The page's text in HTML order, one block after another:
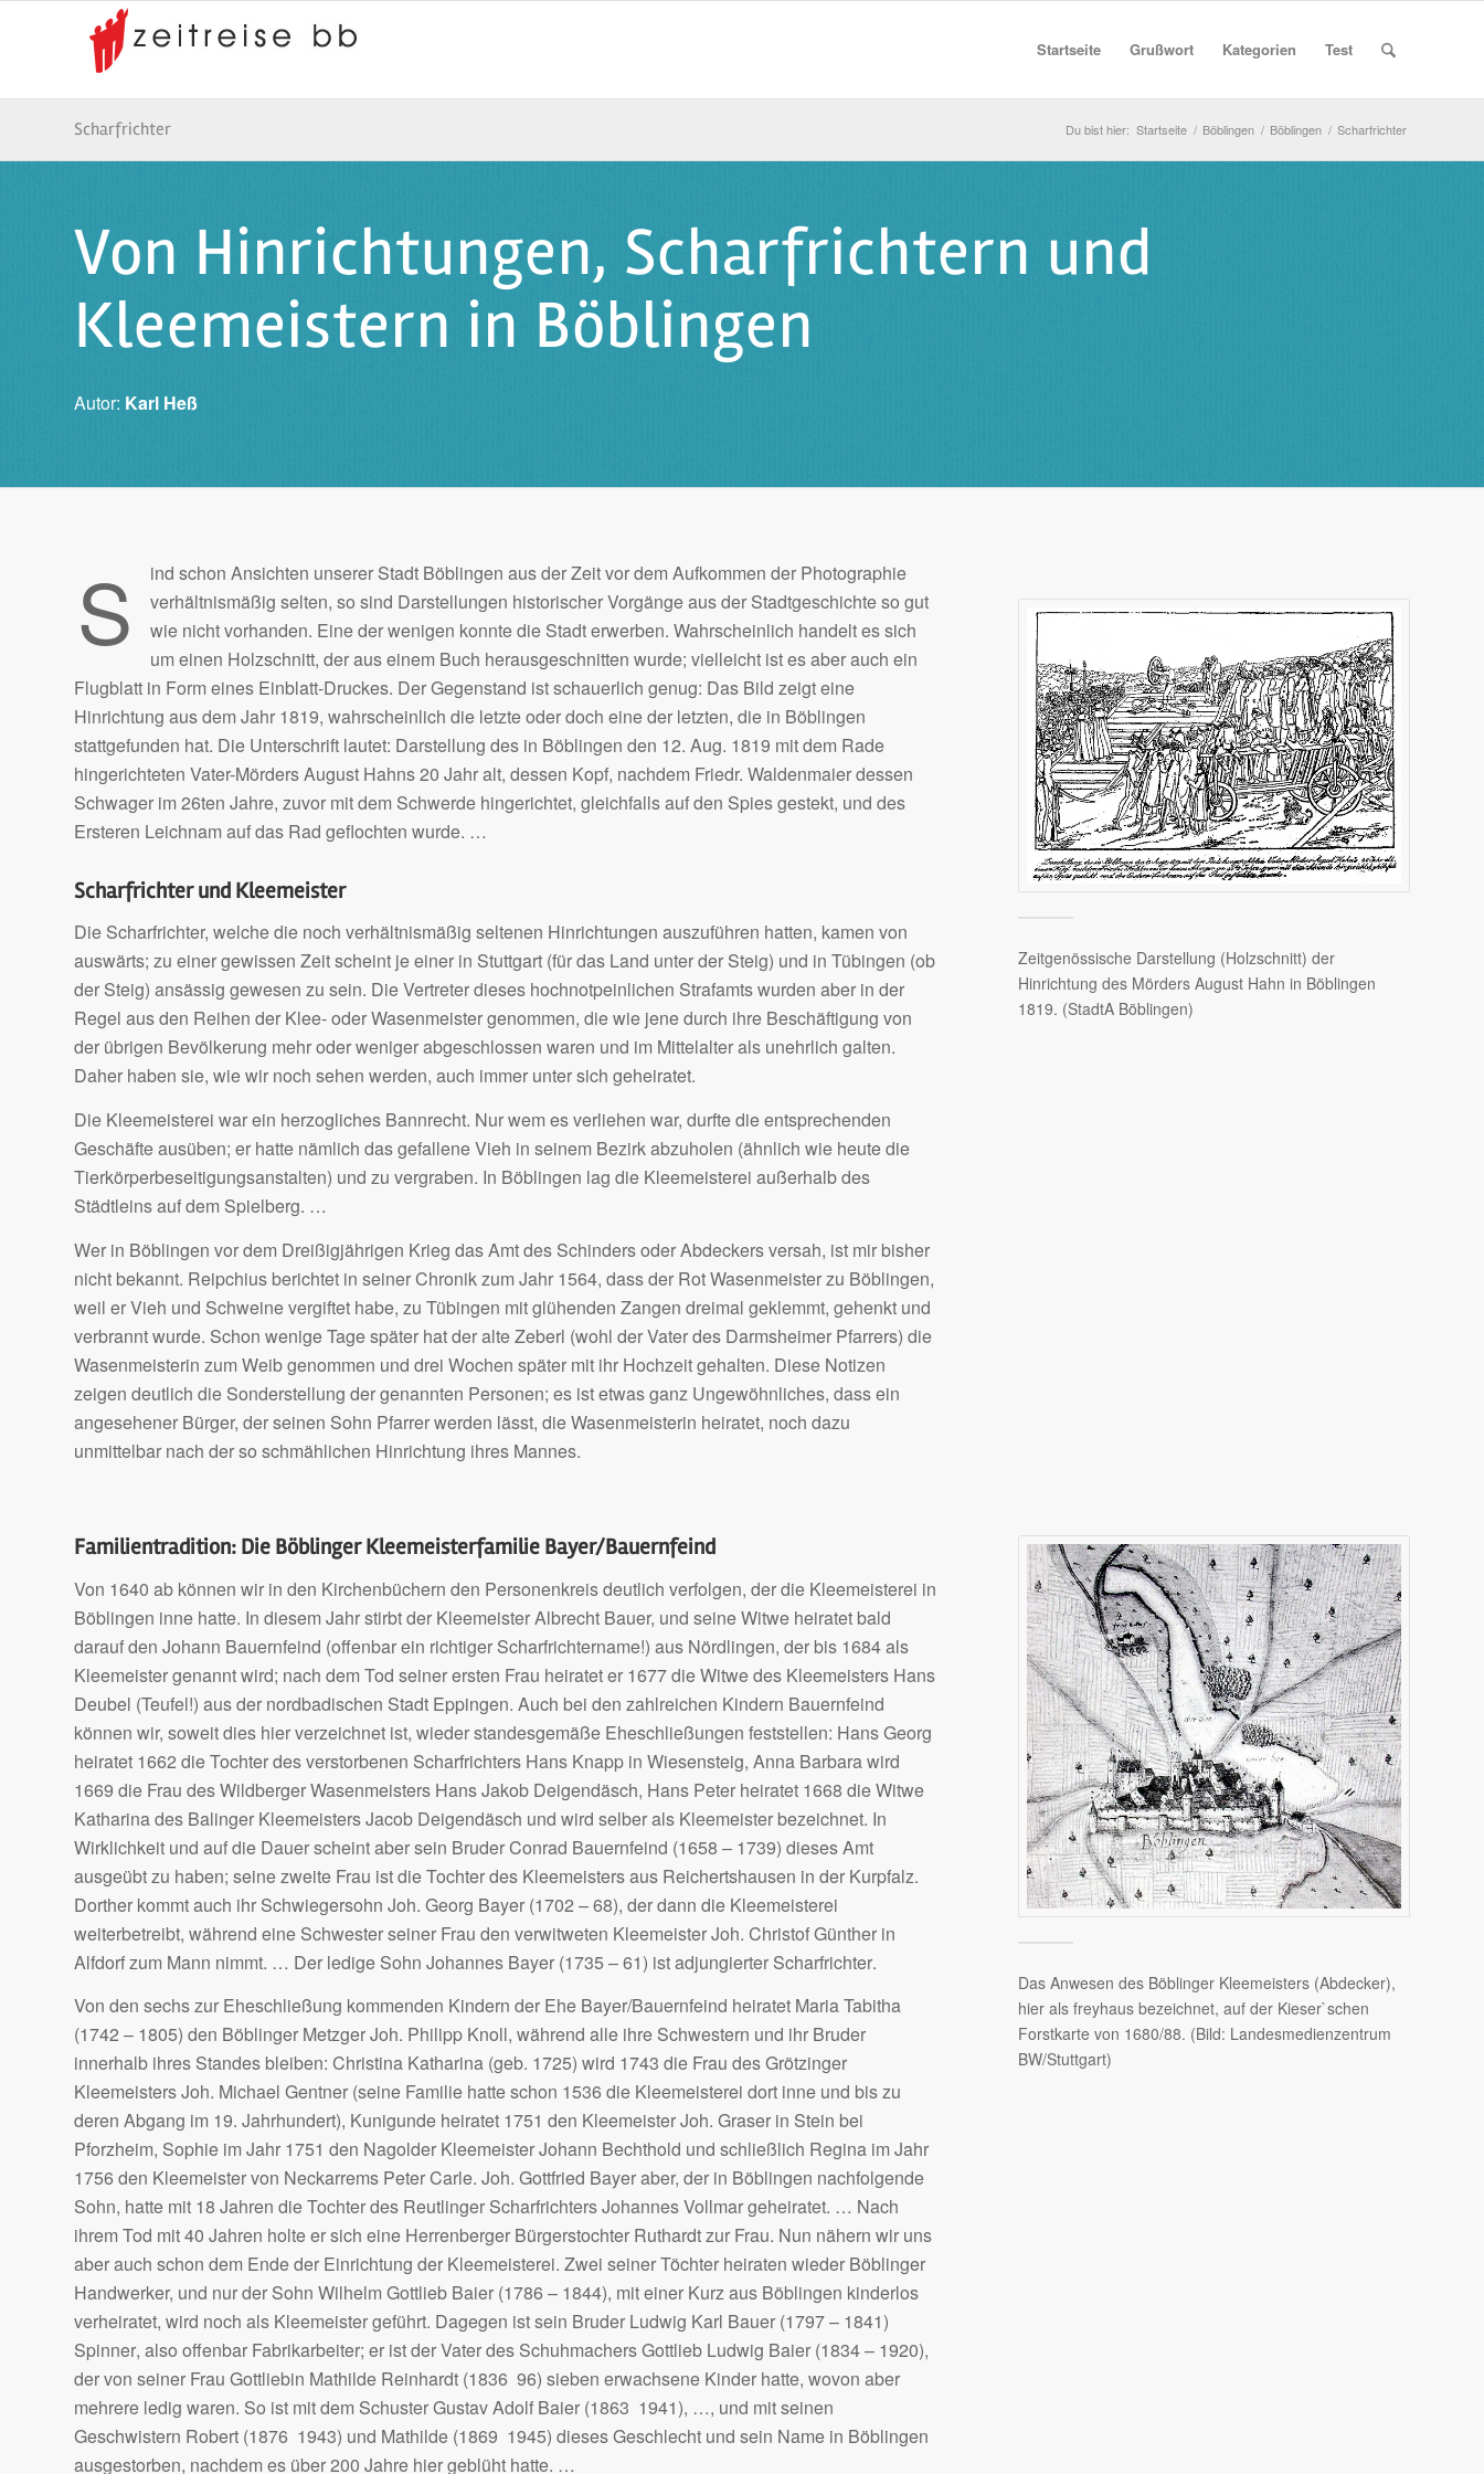
Startseite Grußwort Kategorien Test
Scharfrichter Du bist hier: Startseite / Böblingen / Böblingen / Scharfrichter
Von Hinrichtungen, Scharfrichtern und
Kleemeistern in Böblingen
Autor: Karl Heß
S
ind schon Ansichten unserer Stadt Böblingen aus der Zeit vor dem Aufkommen der Photographie
verhältnismäßig selten, so sind Darstellungen historischer Vorgänge aus der Stadtgeschichte so gut
wie nicht vorhanden. Eine der wenigen konnte die Stadt erwerben. Wahrscheinlich handelt es sich
um einen Holzschnitt, der aus einem Buch herausgeschnitten wurde; vielleicht ist es aber auch ein
Flugblatt in Form eines Einblatt-Druckes. Der Gegenstand ist schauerlich genug: Das Bild zeigt eine
Hinrichtung aus dem Jahr 1819, wahrscheinlich die letzte oder doch eine der letzten, die in Böblingen
stattgefunden hat. Die Unterschrift lautet: Darstellung des in Böblingen den 12. Aug. 1819 mit dem Rade
hingerichteten Vater-Mörders August Hahns 20 Jahr alt, dessen Kopf, nachdem Friedr. Waldenmaier dessen
Schwager im 26ten Jahre, zuvor mit dem Schwerde hingerichtet, gleichfalls auf den Spies gestekt, und des
Ersteren Leichnam auf das Rad geflochten wurde. …
Scharfrichter und Kleemeister
Die Scharfrichter, welche die noch verhältnismäßig seltenen Hinrichtungen auszuführen hatten, kamen von
auswärts; zu einer gewissen Zeit scheint je einer in Stuttgart (für das Land unter der Steig) und in Tübingen (ob
der Steig) ansässig gewesen zu sein. Die Vertreter dieses hochnotpeinlichen Strafamts wurden aber in der
Regel aus den Reihen der Klee- oder Wasenmeister genommen, die wie jene durch ihre Beschäftigung von
der übrigen Bevölkerung mehr oder weniger abgeschlossen waren und im Mittelalter als unehrlich galten.
Daher haben sie, wie wir noch sehen werden, auch immer unter sich geheiratet.
Die Kleemeisterei war ein herzogliches Bannrecht. Nur wem es verliehen war, durfte die entsprechenden
Geschäfte ausüben; er hatte nämlich das gefallene Vieh in seinem Bezirk abzuholen (ähnlich wie heute die
Tierkörperbeseitigungsanstalten) und zu vergraben. In Böblingen lag die Kleemeisterei außerhalb des
Städtleins auf dem Spielberg. …
Wer in Böblingen vor dem Dreißigjährigen Krieg das Amt des Schinders oder Abdeckers versah, ist mir bisher
nicht bekannt. Reipchius berichtet in seiner Chronik zum Jahr 1564, dass der Rot Wasenmeister zu Böblingen,
weil er Vieh und Schweine vergiftet habe, zu Tübingen mit glühenden Zangen dreimal geklemmt, gehenkt und
verbrannt wurde. Schon wenige Tage später hat der alte Zeberl (wohl der Vater des Darmsheimer Pfarrers) die
Wasenmeisterin zum Weib genommen und drei Wochen später mit ihr Hochzeit gehalten. Diese Notizen
zeigen deutlich die Sonderstellung der genannten Personen; es ist etwas ganz Ungewöhnliches, dass ein
angesehener Bürger, der seinen Sohn Pfarrer werden lässt, die Wasenmeisterin heiratet, noch dazu
unmittelbar nach der so schmählichen Hinrichtung ihres Mannes.
Zeitgenössische Darstellung (Holzschnitt) der
Hinrichtung des Mörders August Hahn in Böblingen
1819. (StadtA Böblingen)
Familientradition: Die Böblinger Kleemeisterfamilie Bayer/Bauernfeind
Von 1640 ab können wir in den Kirchenbüchern den Personenkreis deutlich verfolgen, der die Kleemeisterei in
Böblingen inne hatte. In diesem Jahr stirbt der Kleemeister Albrecht Bauer, und seine Witwe heiratet bald
darauf den Johann Bauernfeind (offenbar ein richtiger Scharfrichtername!) aus Nördlingen, der bis 1684 als
Kleemeister genannt wird; nach dem Tod seiner ersten Frau heiratet er 1677 die Witwe des Kleemeisters Hans
Deubel (Teufel!) aus der nordbadischen Stadt Eppingen. Auch bei den zahlreichen Kindern Bauernfeind
können wir, soweit dies hier verzeichnet ist, wieder standesgemäße Eheschließungen feststellen: Hans Georg
heiratet 1662 die Tochter des verstorbenen Scharfrichters Hans Knapp in Wiesensteig, Anna Barbara wird
1669 die Frau des Wildberger Wasenmeisters Hans Jakob Deigendäsch, Hans Peter heiratet 1668 die Witwe
Katharina des Balinger Kleemeisters Jacob Deigendäsch und wird selber als Kleemeister bezeichnet. In
Wirklichkeit und auf die Dauer scheint aber sein Bruder Conrad Bauernfeind (1658 – 1739) dieses Amt
ausgeübt zu haben; seine zweite Frau ist die Tochter des Kleemeisters aus Reichertshausen in der Kurpfalz.
Dorther kommt auch ihr Schwiegersohn Joh. Georg Bayer (1702 – 68), der dann die Kleemeisterei
weiterbetreibt, während eine Schwester seiner Frau den verwitweten Kleemeister Joh. Christof Günther in
Alfdorf zum Mann nimmt. … Der ledige Sohn Johannes Bayer (1735 – 61) ist adjungierter Scharfrichter.
Von den sechs zur Eheschließung kommenden Kindern der Ehe Bayer/Bauernfeind heiratet Maria Tabitha
(1742 – 1805) den Böblinger Metzger Joh. Philipp Knoll, während alle ihre Schwestern und ihr Bruder
innerhalb ihres Standes bleiben: Christina Katharina (geb. 1725) wird 1743 die Frau des Grötzinger
Kleemeisters Joh. Michael Gentner (seine Familie hatte schon 1536 die Kleemeisterei dort inne und bis zu
deren Abgang im 19. Jahrhundert), Kunigunde heiratet 1751 den Kleemeister Joh. Graser in Stein bei
Pforzheim, Sophie im Jahr 1751 den Nagolder Kleemeister Johann Bechthold und schließlich Regina im Jahr
1756 den Kleemeister von Neckarrems Peter Carle. Joh. Gottfried Bayer aber, der in Böblingen nachfolgende
Sohn, hatte mit 18 Jahren die Tochter des Reutlinger Scharfrichters Johannes Vollmar geheiratet. … Nach
ihrem Tod mit 40 Jahren holte er sich eine Herrenberger Bürgerstochter Ruthardt zur Frau. Nun nähern wir uns
aber auch schon dem Ende der Einrichtung der Kleemeisterei. Zwei seiner Töchter heiraten wieder Böblinger
Handwerker, und nur der Sohn Wilhelm Gottlieb Baier (1786 – 1844), mit einer Kurz aus Böblingen kinderlos
verheiratet, wird noch als Kleemeister geführt. Dagegen ist sein Bruder Ludwig Karl Bauer (1797 – 1841)
Spinner, also offenbar Fabrikarbeiter; er ist der Vater des Schuhmachers Gottlieb Ludwig Baier (1834 – 1920),
der von seiner Frau Gottliebin Mathilde Reinhardt (1836  96) sieben erwachsene Kinder hatte, wovon aber
mehrere ledig waren. So ist mit dem Schuster Gustav Adolf Baier (1863  1941), …, und mit seinen
Geschwistern Robert (1876  1943) und Mathilde (1869  1945) dieses Geschlecht und sein Name in Böblingen
ausgestorben, nachdem es über 200 Jahre hier geblüht hatte. …
Das Anwesen des Böblinger Kleemeisters (Abdecker),
hier als freyhaus bezeichnet, auf der Kieser`schen
Forstkarte von 1680/88. (Bild: Landesmedienzentrum
BW/Stuttgart)